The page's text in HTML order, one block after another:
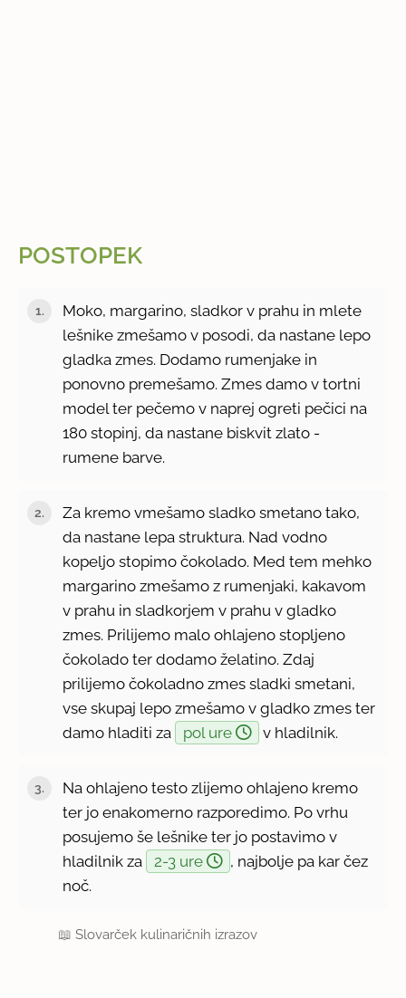
POSTOPEK
Moko, margarino, sladkor v prahu in mlete
lešnike zmešamo v posodi, da nastane lepo
gladka zmes. Dodamo rumenjake in
ponovno premešamo. Zmes damo v tortni
model ter pečemo v naprej ogreti pečici na
180 stopinj, da nastane biskvit zlato -
rumene barve.
Za kremo vmešamo sladko smetano tako,
da nastane lepa struktura. Nad vodno
kopeljo stopimo čokolado. Med tem mehko
margarino zmešamo z rumenjaki, kakavom
v prahu in sladkorjem v prahu v gladko
zmes. Prilijemo malo ohlajeno stopljeno
čokolado ter dodamo želatino. Zdaj
prilijemo čokoladno zmes sladki smetani,
vse skupaj lepo zmešamo v gladko zmes ter
damo hladiti za
pol ure v hladilnik.
Na ohlajeno testo zlijemo ohlajeno kremo
ter jo enakomerno razporedimo. Po vrhu
posujemo še lešnike ter jo postavimo v
hladilnik za
2-3 ure
, najbolje pa kar čez
noč.
📖Slovarček kulinaričnih izrazov